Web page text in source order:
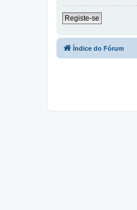
Registe-se
Índice do Fórum